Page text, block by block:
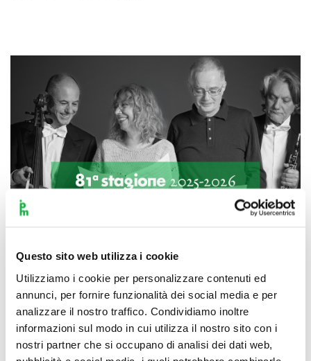
Questo sito web utilizza i cookie
Utilizziamo i cookie per personalizzare contenuti ed
annunci, per fornire funzionalità dei social media e per
analizzare il nostro traffico. Condividiamo inoltre
informazioni sul modo in cui utilizza il nostro sito con i
nostri partner che si occupano di analisi dei dati web,
Scopri di più